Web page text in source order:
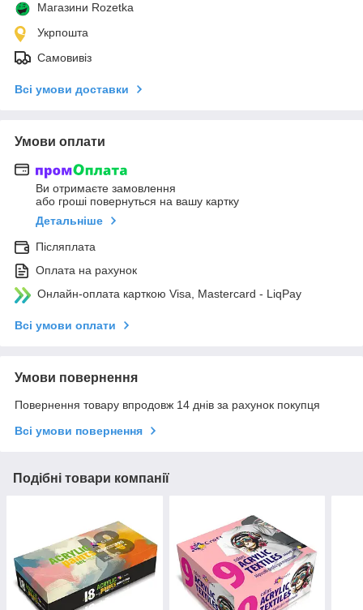
Магазини Rozetka
Укрпошта
Самовивіз
Всі умови доставки
Умови оплати
Ви отримаєте замовлення
або гроші повернуться на вашу картку
Детальніше
Післяплата
Оплата на рахунок
Онлайн-оплата карткою Visa, Mastercard - LiqPay
Всі умови оплати
Умови повернення
Повернення товару впродовж 14 днів за рахунок покупця
Всі умови повернення
Подібні товари компанії